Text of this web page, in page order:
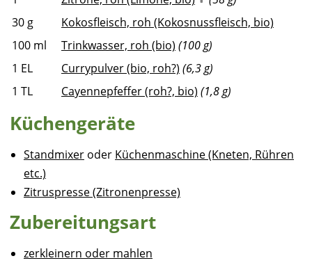
30 g
Kokosfleisch, roh (Kokosnussfleisch, bio)
100 ml Trinkwasser, roh (bio) (100 g)
1 EL Currypulver (bio, roh?) (6,3 g)
1 TL Cayennepfeffer (roh?, bio) (1,8 g)
Küchengeräte
Standmixer oder Küchenmaschine (Kneten, Rühren
etc.)
Zitruspresse (Zitronenpresse)
Zubereitungsart
zerkleinern oder mahlen